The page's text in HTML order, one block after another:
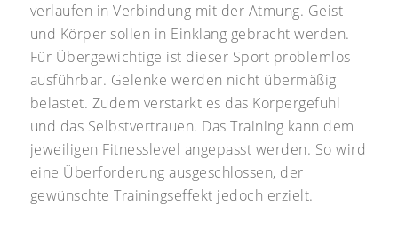
verlaufen in Verbindung mit der Atmung. Geist
und Körper sollen in Einklang gebracht werden.
Für Übergewichtige ist dieser Sport problemlos
ausführbar. Gelenke werden nicht übermäßig
belastet. Zudem verstärkt es das Körpergefühl
und das Selbstvertrauen. Das Training kann dem
jeweiligen Fitnesslevel angepasst werden. So wird
eine Überforderung ausgeschlossen, der
gewünschte Trainingseffekt jedoch erzielt.